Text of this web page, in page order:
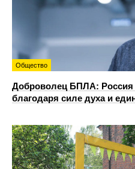
Общество
Доброволец БПЛА: Россия
благодаря силе духа и